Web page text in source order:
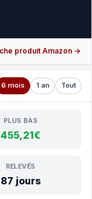
produit Amazon →
6 mois 1 an Tout
PLUS BAS
455,21€
RELEVÉS
87 jours